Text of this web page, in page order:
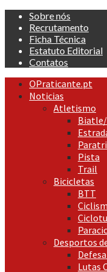
Skip
content
Sobre nós
Recrutamento
Ficha Técnica
Estatuto Editorial
Contatos
Primary
Menu
OPraticante.pt
Noticias
Atletismo
Pista
Trail
Bicicletas
BTT
Desportos
Lutas